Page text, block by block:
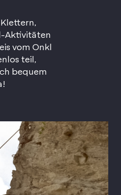
Aktivitäten
vom Onkl
teil,
bequem